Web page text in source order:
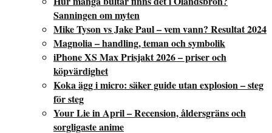
Sanningen om myten
Mike Tyson vs Jake Paul – vem vann? Resultat 2024
Magnolia – handling, teman och symbolik
iPhone XS Max Prisjakt 2026 – priser och
köpvärdighet
Koka ägg i micro: säker guide utan explosion – steg
för steg
Your Lie in April – Recension, åldersgräns och
sorgligaste anime